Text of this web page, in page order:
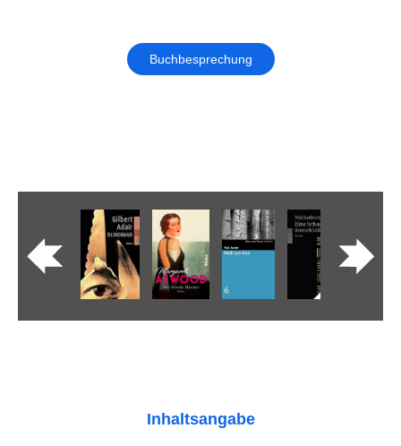
Buchbesprechung
Inhaltsangabe